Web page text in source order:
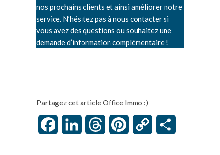
nos prochains clients et ainsi améliorer notre
service. N’hésitez pas à nous contacter si
vous avez des questions ou souhaitez une
demande d’information complémentaire !
Partagez cet article Office Immo :)
FacebookLinkedIn Threads Pinterest Copy